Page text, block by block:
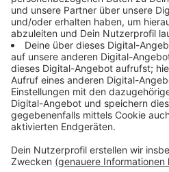
Rolle. Je länger er dauert,
Transportschwierigkeiten und
Teuerungsrate. Eine
Bundesregierung will aber
überhöhte Preise an den
kann.
hat eine kartellrechtliche
Anzeige